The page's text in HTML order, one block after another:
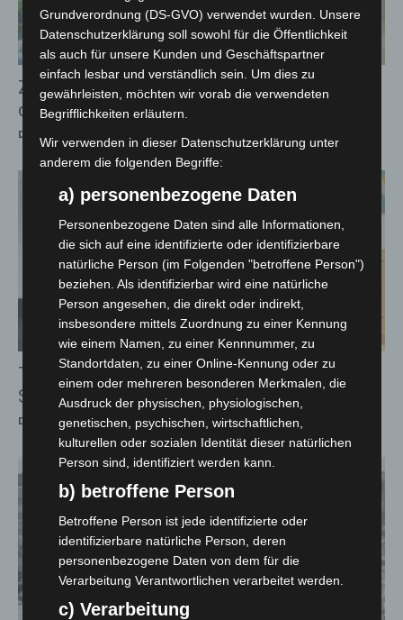
Zwergotter ziehen in den Dschungelpalast
des Erlebnis-Zoo Hannover
Die Redaktion
TiHo Hannover startet KI-App „Wildtier
SOS“ für Erste Hilfe
Die Redaktion - 10. Juli 2026
Grundverordnung (DS-GVO) verwendet wurden. Unsere
Datenschutzerklärung soll sowohl für die Öffentlichkeit
als auch für unsere Kunden und Geschäftspartner
einfach lesbar und verständlich sein. Um dies zu
gewährleisten, möchten wir vorab die verwendeten
Begrifflichkeiten erläutern.
Wir verwenden in dieser Datenschutzerklärung unter
anderem die folgenden Begriffe:
a) personenbezogene Daten
Personenbezogene Daten sind alle Informationen,
die sich auf eine identifizierte oder identifizierbare
natürliche Person (im Folgenden "betroffene Person")
beziehen. Als identifizierbar wird eine natürliche
Person angesehen, die direkt oder indirekt,
insbesondere mittels Zuordnung zu einer Kennung
wie einem Namen, zu einer Kennnummer, zu
Standortdaten, zu einer Online-Kennung oder zu
einem oder mehreren besonderen Merkmalen, die
Ausdruck der physischen, physiologischen,
genetischen, psychischen, wirtschaftlichen,
kulturellen oder sozialen Identität dieser natürlichen
Person sind, identifiziert werden kann.
b) betroffene Person
Betroffene Person ist jede identifizierte oder
identifizierbare natürliche Person, deren
personenbezogene Daten von dem für die
Verarbeitung Verantwortlichen verarbeitet werden.
c) Verarbeitung